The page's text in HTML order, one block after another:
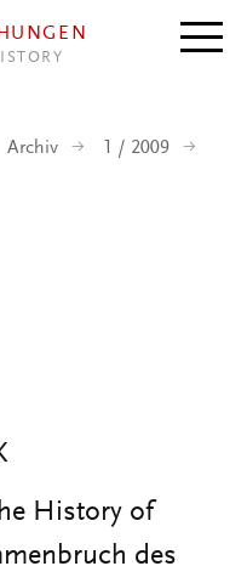
Archiv
1 / 2009
History of
des